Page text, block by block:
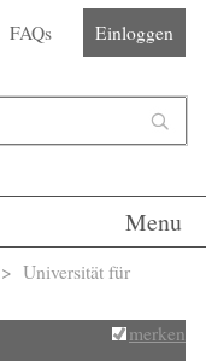
FAQs Einloggen
Menu
> Universität für
merken